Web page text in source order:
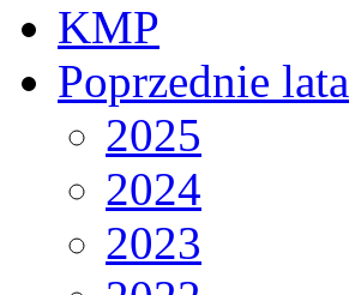
KMP
Poprzednie lata
2025
2024
2023